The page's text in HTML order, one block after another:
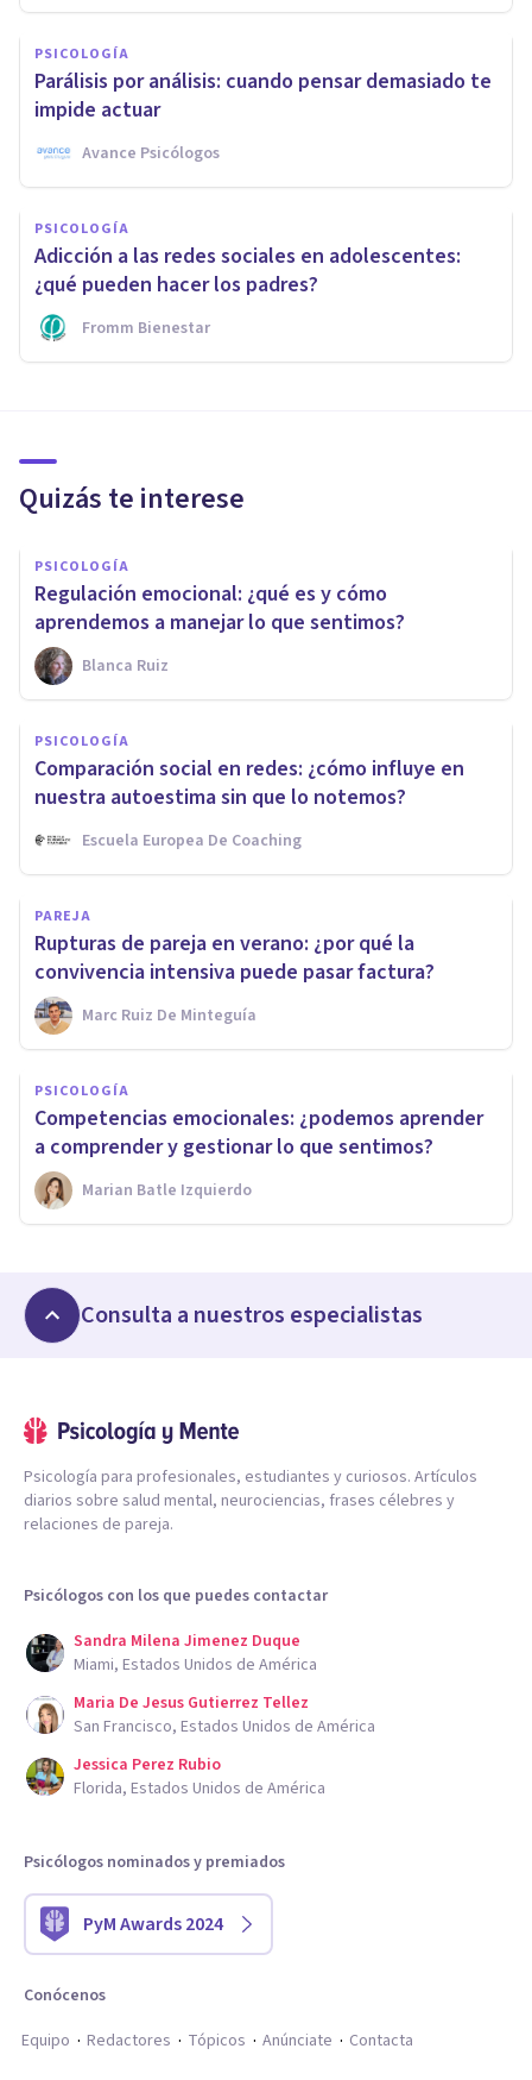
PSICOLOGÍA
Parálisis por análisis: cuando pensar demasiado te
impide actuar
Avance Psicólogos
PSICOLOGÍA
Adicción a las redes sociales en adolescentes:
¿qué pueden hacer los padres?
Fromm Bienestar
Quizás te interese
PSICOLOGÍA
Regulación emocional: ¿qué es y cómo
aprendemos a manejar lo que sentimos?
Blanca Ruiz
PSICOLOGÍA
Comparación social en redes: ¿cómo influye en
nuestra autoestima sin que lo notemos?
Escuela Europea De Coaching
PAREJA
Rupturas de pareja en verano: ¿por qué la
convivencia intensiva puede pasar factura?
Marc Ruiz De Minteguía
PSICOLOGÍA
Competencias emocionales: ¿podemos aprender
a comprender y gestionar lo que sentimos?
Marian Batle Izquierdo
Consulta a nuestros especialistas
Psicología para profesionales, estudiantes y curiosos. Artículos
diarios sobre salud mental, neurociencias, frases célebres y
relaciones de pareja.
Psicólogos con los que puedes contactar
Sandra Milena Jimenez Duque
Miami, Estados Unidos de América
Maria De Jesus Gutierrez Tellez
San Francisco, Estados Unidos de América
Jessica Perez Rubio
Florida, Estados Unidos de América
Psicólogos nominados y premiados
PyM Awards 2024
Conócenos
Equipo
Redactores Tópicos Anúnciate Contacta